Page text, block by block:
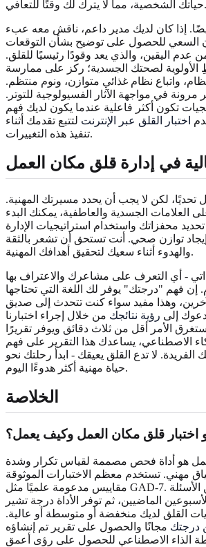
حياتك الشخصية، مما لا يترك لك وقتًا للتعافي.
إذا كان لديك مدير داعم، ناقش معه عبء
السعي للحصول على توضيح بشأن التوقعات
عدم اليقين، والذي يعد وقودًا رئيسيًا للقلق.
الأولوية لصحتك الجسدية؛ ركز على ممارسة
واتباع نظام غذائي متوازن، ونوم منتظم.
في مواجهة الآثار الفسيولوجية للتوتر.
تكون أكثر فاعلية عندما يكون لديك فهم
اختبار القلق عبر الإنترنت لتتبع تقدمك أثناء
تنفيذ هذه التغييرات.
في إدارة قلق مكان العمل
تحديًا، لكن لا يجب أن يحدد مسيرتك المهنية.
العلامات الجسدية والعاطفية، يمكنك البدء
محفزاتك واستخدام استراتيجيات الإدارة
توازن صحي. أنت تستحق أن تشعر بالثقة
والهدوء أثناء سعيك لتحقيق أهدافك المهنية.
- أي التعرف على مشاعرك والاعتراف بها
إن فهم "درجتك" يوفر لك اللغة التي تحتاجها
وهذا مفيد سواء كنت تتحدث إلى صديق
إلى رؤية نتائجك من خلال إجراء اختبارنا
الأمر أقل من ثلاث دقائق ويوفر تقريرًا
الاصطناعي، يساعدك هذا التقرير على فهم
الفريدة. لا تدع القلق يعيقك - ابدأ رحلتك نحو
حياة مهنية أكثر هدوءًا اليوم.
الخلاصة
اختبار قلق مكان العمل وكيف يعمل؟
هو أداة فحص مصممة لقياس تكرار وشدة
مهني. تستخدم معظم الاختبارات الموثوقة
مقاييس مدعومة علميًا مثل GAD-7. تجيب على سلسلة من الأسئلة
الماضيين، ثم توفر الأداة درجة تشير
القلق لديك منخفضة أو متوسطة أو عالية.
درجتك مجانًا والحصول على تقرير تم إنشاؤه